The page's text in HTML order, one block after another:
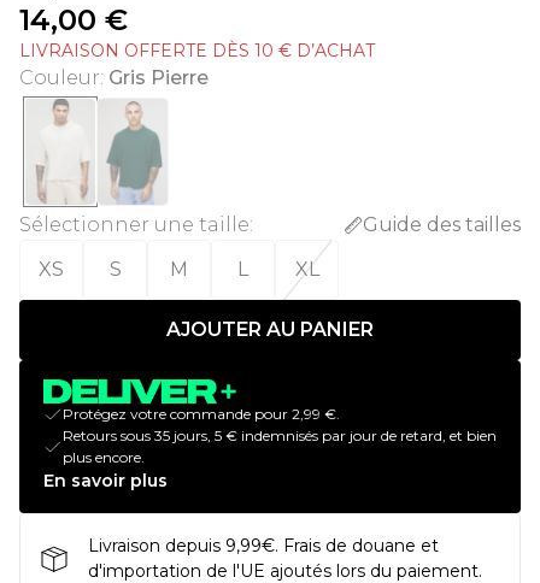
14,00 €
LIVRAISON OFFERTE DÈS 10 € D’ACHAT
Couleur: Gris Pierre
Sélectionner une taille:
Guide des tailles
XS
S M L XL
AJOUTER AU PANIER
Protégez votre commande pour 2,99 €.
Retours sous 35 jours, 5 € indemnisés par jour de retard, et bien
plus encore.
En savoir plus
Livraison depuis 9,99€. Frais de douane et
d'importation de l'UE ajoutés lors du paiement.